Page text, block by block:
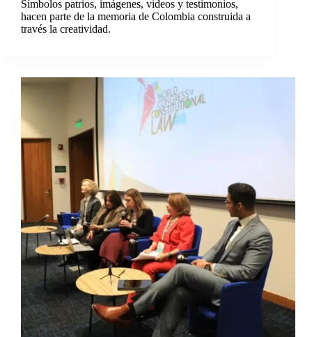
Símbolos patrios, imágenes, videos y testimonios,
hacen parte de la memoria de Colombia construida a
través la creatividad.